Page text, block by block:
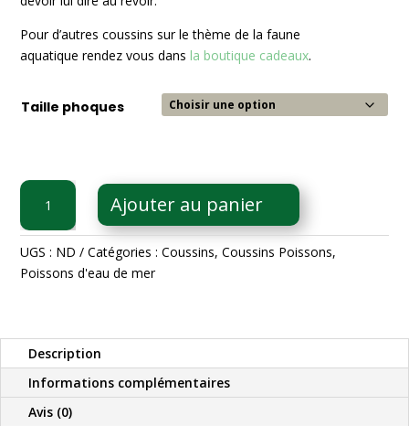
Pour d’autres coussins sur le thème de la faune
aquatique rendez vous dans la boutique cadeaux.
Taille phoques
quantité
Coussin
Phoque
Gaby
Ajouter au panier
UGS : ND Catégories :Coussins,Coussins Poissons,
Poissons d'eau de mer
Description
Informations complémentaires
Avis (0)